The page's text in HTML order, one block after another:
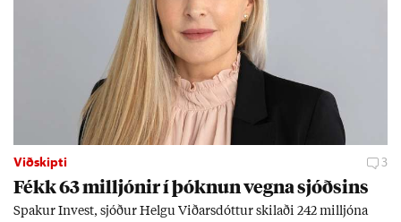
Viðskipti 3
Fékk 63 millj­ón­ir í þókn­un vegna sjóðs­ins
Spak­ur In­vest, sjóð­ur Helgu Við­ars­dótt­ur skil­aði 242 millj­óna